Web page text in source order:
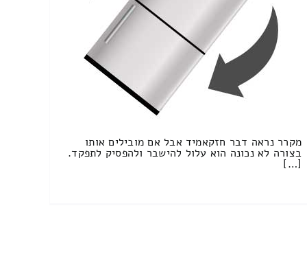
מקרר נראה דבר חזקאמיד אבל אם מובילים אותו
בצורה לא נכונה הוא עלול להישבר ולהפסיק לתפקד.
[…]